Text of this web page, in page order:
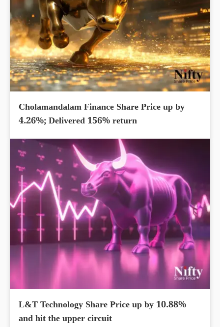
Cholamandalam Finance Share Price up by
4.26%; Delivered 156% return
L&T Technology Share Price up by 10.88%
and hit the upper circuit